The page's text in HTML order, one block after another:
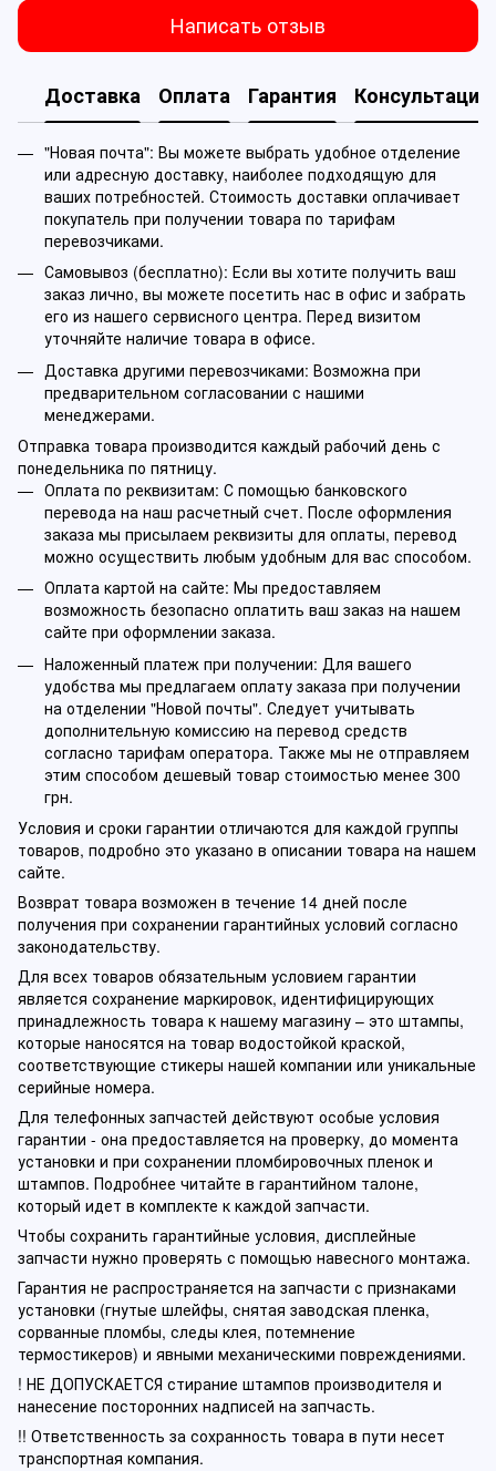
Написать отзыв
Доставка Оплата Гарантия Консультация
"Новая почта": Вы можете выбрать удобное отделение
или адресную доставку, наиболее подходящую для
ваших потребностей. Стоимость доставки оплачивает
покупатель при получении товара по тарифам
перевозчиками.
Самовывоз (бесплатно): Если вы хотите получить ваш
заказ лично, вы можете посетить нас в офис и забрать
его из нашего сервисного центра. Перед визитом
уточняйте наличие товара в офисе.
Доставка другими перевозчиками: Возможна при
предварительном согласовании с нашими
менеджерами.
Отправка товара производится каждый рабочий день с
понедельника по пятницу.
Оплата по реквизитам: С помощью банковского
перевода на наш расчетный счет. После оформления
заказа мы присылаем реквизиты для оплаты, перевод
можно осуществить любым удобным для вас способом.
Оплата картой на сайте: Мы предоставляем
возможность безопасно оплатить ваш заказ на нашем
сайте при оформлении заказа.
Наложенный платеж при получении: Для вашего
удобства мы предлагаем оплату заказа при получении
на отделении "Новой почты". Следует учитывать
дополнительную комиссию на перевод средств
согласно тарифам оператора. Также мы не отправляем
этим способом дешевый товар стоимостью менее 300
грн.
Условия и сроки гарантии отличаются для каждой группы
товаров, подробно это указано в описании товара на нашем
сайте.
Возврат товара возможен в течение 14 дней после
получения при сохранении гарантийных условий согласно
законодательству.
Для всех товаров обязательным условием гарантии
является сохранение маркировок, идентифицирующих
принадлежность товара к нашему магазину – это штампы,
которые наносятся на товар водостойкой краской,
соответствующие стикеры нашей компании или уникальные
серийные номера.
Для телефонных запчастей действуют особые условия
гарантии - она предоставляется на проверку, до момента
установки и при сохранении пломбировочных пленок и
штампов. Подробнее читайте в гарантийном талоне,
который идет в комплекте к каждой запчасти.
Чтобы сохранить гарантийные условия, дисплейные
запчасти нужно проверять с помощью навесного монтажа.
Гарантия не распространяется на запчасти с признаками
установки (гнутые шлейфы, снятая заводская пленка,
сорванные пломбы, следы клея, потемнение
термостикеров) и явными механическими повреждениями.
! НЕ ДОПУСКАЕТСЯ стирание штампов производителя и
нанесение посторонних надписей на запчасть.
!! Ответственность за сохранность товара в пути несет
транспортная компания.